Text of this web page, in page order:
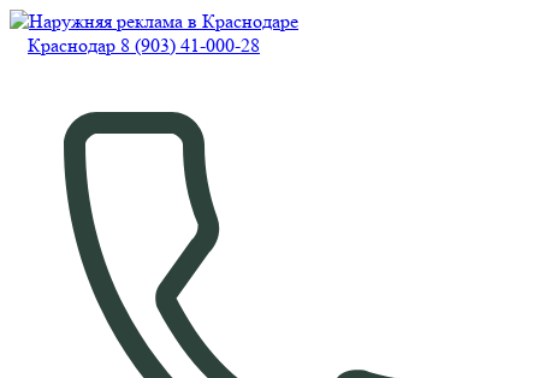
Краснодар 8 (903) 41-000-28